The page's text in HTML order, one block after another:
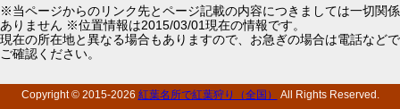
※当ページからのリンク先とページ記載の内容につきましては一切関係
ありません ※位置情報は2015/03/01現在の情報です。
現在の所在地と異なる場合もありますので、お急ぎの場合は電話などで
ご確認ください。
Copyright © 2015-2026 紅葉名所で紅葉狩り（全国） All Rights Reserved.